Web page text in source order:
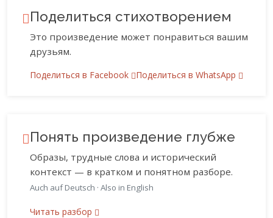
Поделиться стихотворением
Это произведение может понравиться вашим
друзьям.
Поделиться в Facebook Поделиться в WhatsApp
Понять произведение глубже
Образы, трудные слова и исторический
контекст — в кратком и понятном разборе.
Auch auf Deutsch · Also in English
Читать разбор